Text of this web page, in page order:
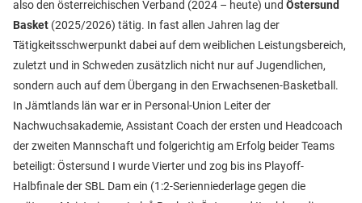
also den österreichischen Verband (2024 – heute) und Östersund
Basket (2025/2026) tätig. In fast allen Jahren lag der
Tätigkeitsschwerpunkt dabei auf dem weiblichen Leistungsbereich,
zuletzt und in Schweden zusätzlich nicht nur auf Jugendlichen,
sondern auch auf dem Übergang in den Erwachsenen-Basketball.
In Jämtlands län war er in Personal-Union Leiter der
Nachwuchsakademie, Assistant Coach der ersten und Headcoach
der zweiten Mannschaft und folgerichtig am Erfolg beider Teams
beteiligt: Östersund I wurde Vierter und zog bis ins Playoff-
Halbfinale der SBL Dam ein (1:2-Serienniederlage gegen die